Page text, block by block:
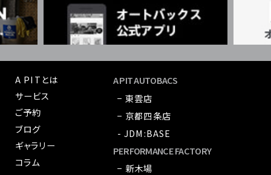
A PITとは
サービス
ご予約
ブログ
ギャラリー
コラム
A PIT AUTOBACS
− 東雲店
− 京都四条店
- JDM:BASE
PERFORMANCE FACTORY
− 新木場